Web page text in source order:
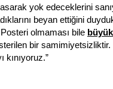
yok edeceklerini
beyan ettiğini
Posteri olmaması bile büyük
bir samimiyetsizliktir.
kınıyoruz.”